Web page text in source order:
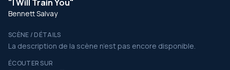
"I Will Train You"
Bennett Salvay
SCÈNE / DÉTAILS
La description de la scène n’est pas encore disponible.
ÉCOUTER SUR